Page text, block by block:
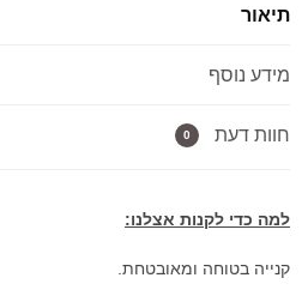
ניקל
שחור
תיאור
מידע נוסף
חוות דעת 0
למה כדי לקנות אצלנו:
קנייה בטוחה ומאובטחת.